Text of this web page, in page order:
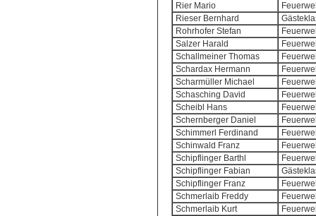
Rier Mario
Rieser Bernhard
Rohrhofer Stefan
Salzer Harald
Schallmeiner Thomas
Schardax Hermann
Scharmüller Michael
Schasching David
Scheibl Hans
Schernberger Daniel
Schimmerl Ferdinand
Schinwald Franz
Schipflinger Barthl
Schipflinger Fabian
Schipflinger Franz
Schmerlaib Freddy
Schmerlaib Kurt